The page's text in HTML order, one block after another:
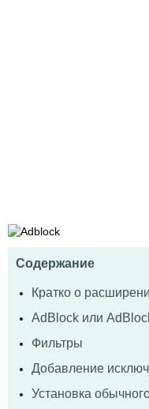
Содержание
Кратко о
AdBlock или
Фильтры
Добавление
Установка